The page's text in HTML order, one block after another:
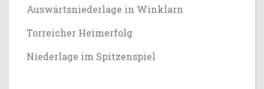
Auswärtsniederlage in Winklarn
Torreicher Heimerfolg
Niederlage im Spitzenspiel